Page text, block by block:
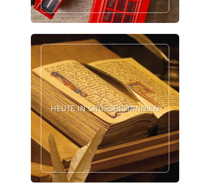
HEUTE IN GROSSBRITANNIEN